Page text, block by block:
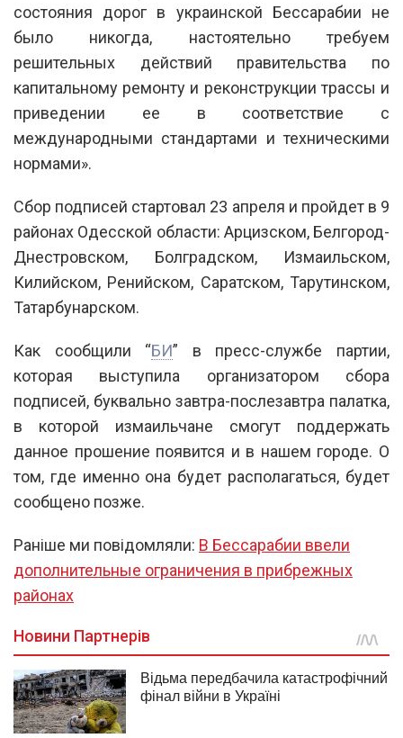
состояния дорог в украинской Бессарабии не
было никогда, настоятельно требуем
решительных действий правительства по
капитальному ремонту и реконструкции трассы и
приведении ее в соответствие с
международными стандартами и техническими
нормами».
Сбор подписей стартовал 23 апреля и пройдет в 9
районах Одесской области: Арцизском, Белгород-
Днестровском, Болградском, Измаильском,
Килийском, Ренийском, Саратском, Тарутинском,
Татарбунарском.
Как сообщили “БИ” в пресс-службе партии,
которая выступила организатором сбора
подписей, буквально завтра-послезавтра палатка,
в которой измаильчане смогут поддержать
данное прошение появится и в нашем городе. О
том, где именно она будет располагаться, будет
сообщено позже.
Раніше ми повідомляли: В Бессарабии ввели
дополнительные ограничения в прибрежных
районах